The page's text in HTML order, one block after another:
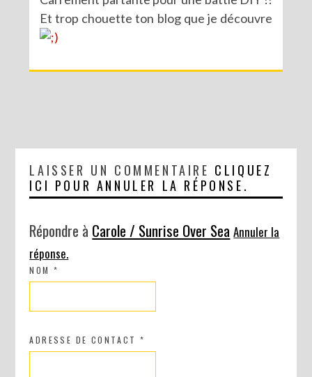
Et trop chouette ton blog que je découvre
LAISSER UN COMMENTAIRE CLIQUEZ
ICI POUR ANNULER LA RÉPONSE.
Répondre à Carole / Sunrise Over Sea Annuler la
réponse.
NOM*
ADRESSE DE CONTACT*